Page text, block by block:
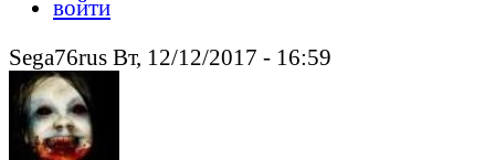
войти
Sega76rus Вт, 12/12/2017 - 16:59